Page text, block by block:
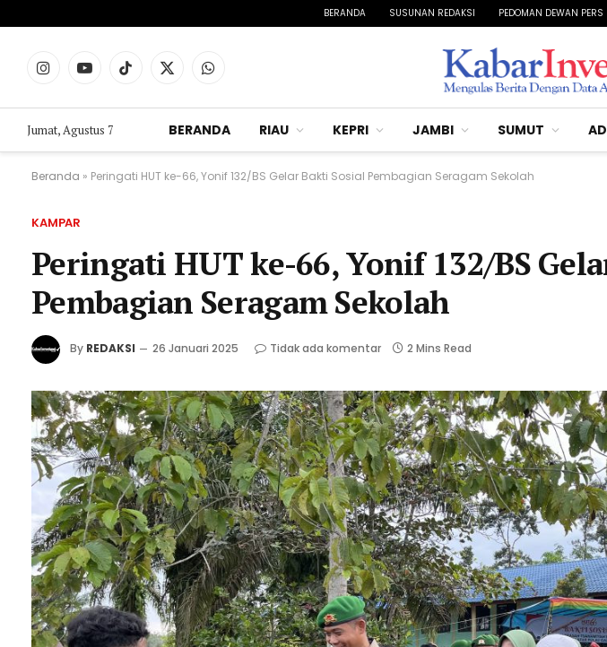
BERANDA SUSUNAN REDAKSI PEDOMAN DEWAN PERS
InstagramYouTubeTikTokX
WhatsApp
Jumat, Agustus 7 BERANDA RIAU KEPRI JAMBI SUMUT
Beranda » Peringati HUT ke-66, Yonif 132/BS Gelar Bakti Sosial Pembagian Seragam Sekolah
KAMPAR
Peringati HUT ke-66, Yonif 132/BS
Pembagian Seragam Sekolah
By REDAKSI 26 Januari 2025 Tidak ada komentar 2 Mins Read